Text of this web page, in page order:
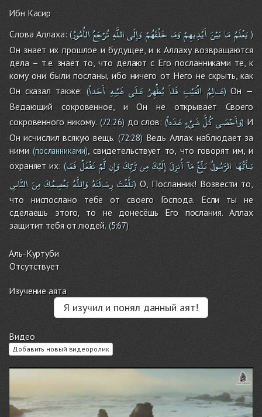
Ибн Касир
Слова Аллаха:( يَعْلَمُمَابَيْنَأَيْدِيهِمْوَمَاخَلْفَهُمْوَإِلَىاللَّهِتُرْجَعُالأُمُورُ )
Он знает их прошлое и будущее, и к Аллаху возвращаются
дела – т.е. знает то, что делают с Его посланниками те, к
кому они были посланы, ибо ничего от Него не скрыть, как
Он сказал также: ( عَـالِمُ الْغَيْبِ فَلاَ يُظْهِرُ عَلَى غَيْبِهِ أَحَداً )Он —
Ведающий сокровенное, и Он не открывает Своего
сокровенного никому.(72:26)до слов:( وَأَحْصَىكُلَّشَىْءٍعَدَداً ) И
Он исчислил всякую вещь. (72:28) Ведь Аллах наблюдает за
ними(посланниками), свидетельствует то, что говорят им, и
охраняет их: ( يَـأَيُّهَا الرَّسُولُبَلِّغْمَآأُنزِلَإِلَيْكَمِنرَّبِّكَوَإِنلَّمْتَفْعَلْفَمَا
بَلَّغْتَ رِسَالَتَهُوَاللَّهُيَعْصِمُكَ مِنَ النَّاسِ ) О, Посланник! Возвести то,
что ниспослано тебе от своего Господа. Если ты не
сделаешь этого, то не донесёшь Его послания. Аллах
защитит тебя от людей.(5:67)
Аль-Куртуби
Отсутствует
Изучение аята
Я изучил и понял данный аят!
Видео
Добавить новый видеоролик